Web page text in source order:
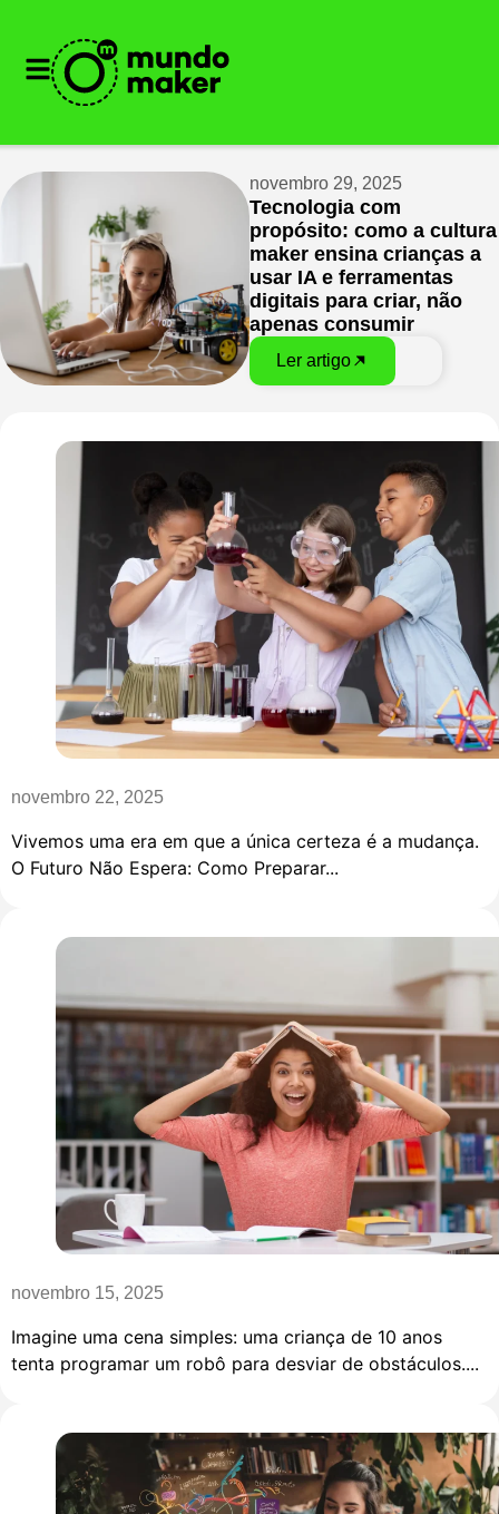
novembro 29, 2025
Tecnologia com
propósito: como a cultura
maker ensina crianças a
usar IA e ferramentas
digitais para criar, não
apenas consumir
Ler artigo
novembro 22, 2025
Vivemos uma era em que a única certeza é a mudança.
O Futuro Não Espera: Como Preparar...
novembro 15, 2025
Imagine uma cena simples: uma criança de 10 anos
tenta programar um robô para desviar de obstáculos....